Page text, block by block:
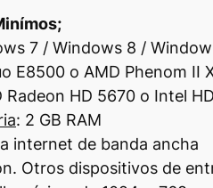
7 / Windows 8 /
E8500 o AMD Phenom II
Radeon HD 5670 o Intel
: 2 GB RAM
internet de banda ancha
Otros dispositivos de